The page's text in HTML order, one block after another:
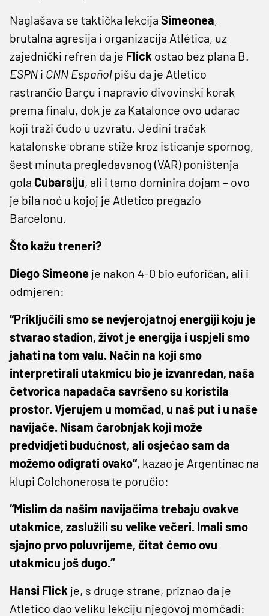
Naglašava se taktička lekcija Simeonea,
brutalna agresija i organizacija Atlética, uz
zajednički refren da je Flick ostao bez plana B.
ESPN i CNN Españolpišu da je Atletico
rastrančio Barçu i napravio divovinski korak
prema finalu, dok je za Katalonce ovo udarac
koji traži čudo u uzvratu. Jedini tračak
katalonske obrane stiže kroz isticanje spornog,
šest minuta pregledavanog (VAR) poništenja
gola Cubarsiju, ali i tamo dominira dojam – ovo
je bila noć u kojoj je Atletico pregazio
Barcelonu.
Što kažu treneri?
Diego Simeone je nakon 4-0 bio euforičan, ali i
odmjeren:
“Priključili smo se nevjerojatnoj energiji koju je
stvarao stadion, život je energija i uspjeli smo
jahati na tom valu. Način na koji smo
interpretirali utakmicu bio je izvanredan, naša
četvorica napadača savršeno su koristila
prostor. Vjerujem u momčad, u naš put i u naše
navijače. Nisam čarobnjak koji može
predvidjeti budućnost, ali osjećao sam da
možemo odigrati ovako“, kazao je Argentinac na
klupi Colchonerosa te poručio:​
“Mislim da našim navijačima trebaju ovakve
utakmice, zaslužili su velike večeri. Imali smo
sjajno prvo poluvrijeme, čitat ćemo ovu
utakmicu još dugo.“
Hansi Flick je, s druge strane, priznao da je
Atletico dao veliku lekciju njegovoj momčadi: